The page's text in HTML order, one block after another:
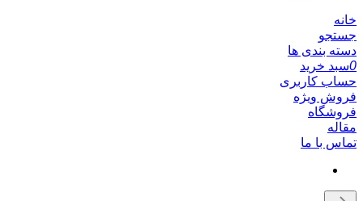
خانه
جستجو
دسته بندی ها
0سبد خرید
حساب کاربری
فروش ویژه
فروشگاه
مقاله
تماس با ما